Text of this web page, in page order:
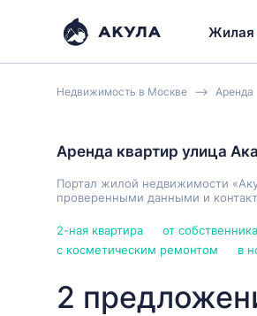
Жилая
Недвижимость в Москве Аренда
Аренда квартир улица
Портал жилой недвижимости
проверенными данными и
2-ная квартира от собственника
с косметическим ремонтом
в
2